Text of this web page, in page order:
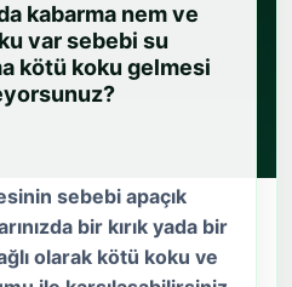
kabarma nem ve
var sebebi su
kötü koku gelmesi
sebebi apaçık
bir kırık yada bir
olarak kötü koku ve